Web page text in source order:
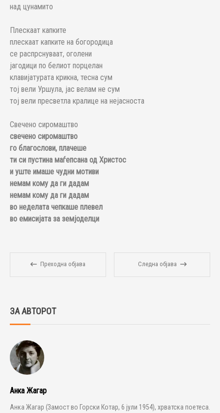
над цунамито
Плескаат капките
плескаат капките на богородица
се распрснуваат, оголени
јагодици по белиот порцелан
клавијатурата крикна, тесна сум
тој вели Уршула, јас велам не сум
тој вели пресветла кралице на нејасноста
Свечено сиромаштво
свечено сиромаштво
го благослови, плачеше
ти си пустина маѓепсана од Христос
и уште имаше чудни мотиви
немам кому да ги дадам
немам кому да ги дадам
во неделата чепкаше плевел
во емисијата за земјоделци
Преходна објава Следна објава
ЗА АВТОРОТ
Анка Жагар
Анка Жагар (Замост во Горски Котар, 6 јули 1954), хрватска поетеса.